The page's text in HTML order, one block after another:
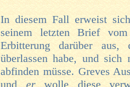
In diesem Fall erweist
seinem letzten Brief
Erbitterung darüber aus,
überlassen habe, und
abfinden müsse. Greves
und erwolle diese